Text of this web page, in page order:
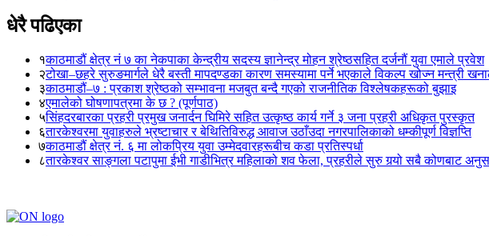
धेरै पढिएका
१काठमाडौं क्षेत्र नं ७ का नेकपाका केन्द्रीय सदस्य ज्ञानेन्द्र मोहन श्रेष्ठसहित दर्जनौं युवा एमाले प्रवेश
२टोखा–छहरे सुरुङमार्गले धेरै बस्ती मापदण्डका कारण समस्यामा पर्ने भएकाले विकल्प खोज्न मन्त्री
३काठमाडौं–७ : प्रकाश श्रेष्ठको सम्भावना मजबुत बन्दै गएको राजनीतिक विश्लेषकहरूको बुझाइ
४एमालेको घोषणापत्रमा के छ ? (पूर्णपाठ)
५सिंहदरबारका प्रहरी प्रमुख जनार्दन घिमिरे सहित उत्कृष्ठ कार्य गर्ने ३ जना प्रहरी अधिकृत पुरस्कृत
६तारकेश्वरमा युवाहरुले भ्रष्टाचार र बेथितिविरुद्ध आवाज उठाँउदा नगरपालिकाको धम्कीपूर्ण विज्ञप्ति
७काठमाडौं क्षेत्र नं. ६ मा लोकप्रिय युवा उम्मेदवारहरूबीच कडा प्रतिस्पर्धा
८तारकेश्वर साङ्गला पटापुमा ईभी गाडीभित्र महिलाको शव फेला, प्रहरीले सुरु गर्‍यो सबै कोणबाट